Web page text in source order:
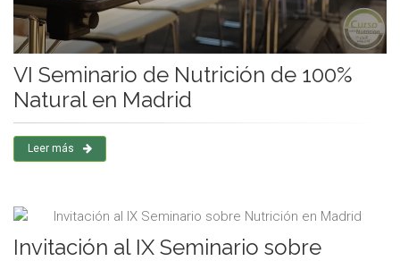
VI Seminario de Nutrición de 100%
Natural en Madrid
Leer más
Invitación al IX Seminario sobre